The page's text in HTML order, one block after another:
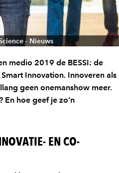
- Nieuws
medio 2019 de BESSI: de
Innovation. Innoveren als
geen onemanshow meer.
hoe geef je zo’n
EN CO-